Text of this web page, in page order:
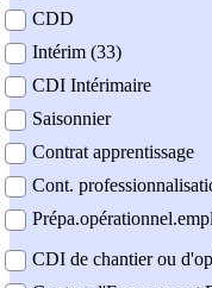
CDD
Intérim (33)
CDI Intérimaire
Saisonnier
Contrat apprentissage
Cont.
CDI de chantier ou